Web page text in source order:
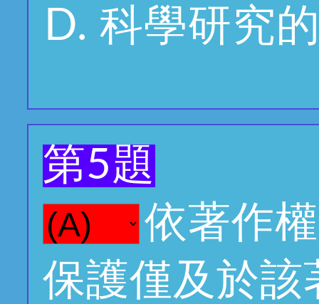
科學研究
第5題
依著作
保護僅及於該